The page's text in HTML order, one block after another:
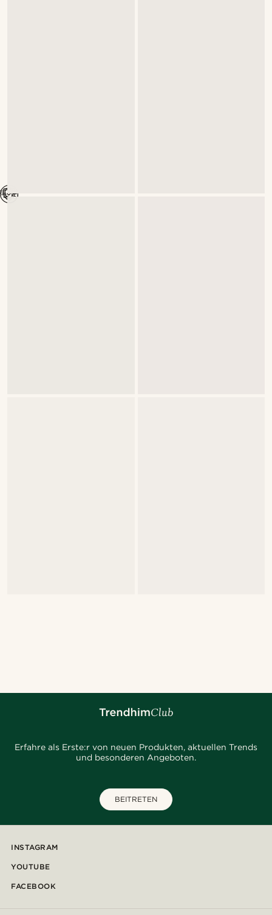
Erfahre als Erste:r von neuen Produkten, aktuellen Trends
und besonderen Angeboten.
BEITRETEN
INSTAGRAM
YOUTUBE
FACEBOOK